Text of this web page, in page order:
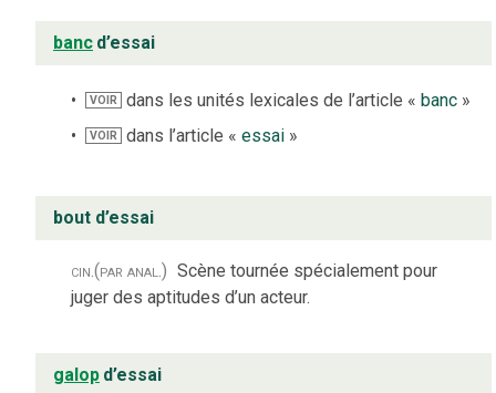
banc d’essai
VOIR dans les unités lexicales de l’article «banc »
VOIR dans l’article «essai »
bout d’essai
cin. (par anal.) Scène tournée spécialement pour
juger des aptitudes d’un acteur.
galop d’essai